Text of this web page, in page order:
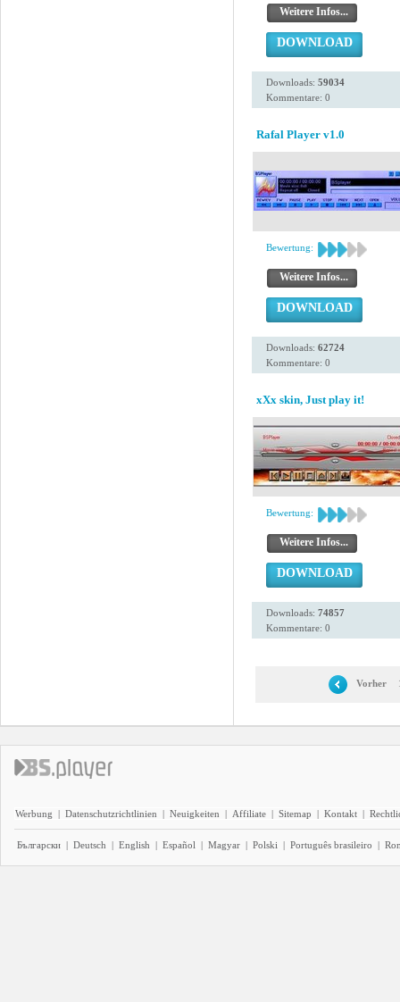
Weitere Infos...
DOWNLOAD
Downloads: 59034
Kommentare: 0
Rafal Player v1.0
Bewertung:
Weitere Infos...
DOWNLOAD
Downloads: 62724
Kommentare: 0
xXx skin, Just play it!
Bewertung:
Weitere Infos...
DOWNLOAD
Downloads: 74857
Kommentare: 0
Vorher
Werbung | Datenschutzrichtlinien | Neuigkeiten | Affiliate | Sitemap | Kontakt |
Български | Deutsch | English | Español | Magyar | Polski | Português brasileiro |